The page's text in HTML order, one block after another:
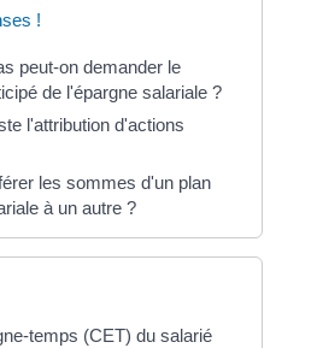
!
peut-on demander le
de l'épargne salariale ?
l'attribution d'actions
les sommes d'un plan
à un autre ?
temps (CET) du salarié